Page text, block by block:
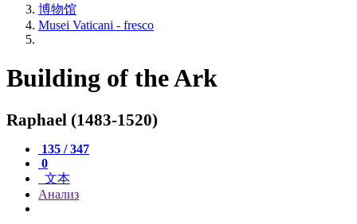
博物馆
Musei Vaticani - fresco
Building of the Ark
Raphael (1483-1520)
135 / 347
0
文本
Анализ